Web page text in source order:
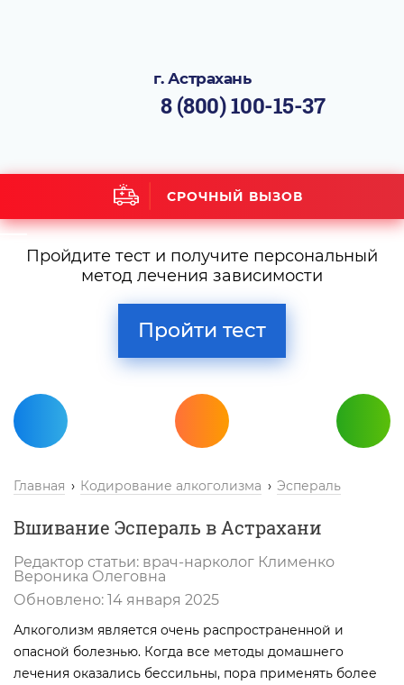
г. Астрахань
8 (800) 100-15-37
СРОЧНЫЙ ВЫЗОВ
Пройдите тест и получите персональный
метод лечения зависимости
Пройти тест
Главная Кодирование алкоголизма Эспераль
Вшивание Эспераль в Астрахани
Редактор статьи: врач-нарколог Клименко
Вероника Олеговна
Обновлено: 14 января 2025
Алкоголизм является очень распространенной и
опасной болезнью. Когда все методы домашнего
лечения оказались бессильны, пора применять более